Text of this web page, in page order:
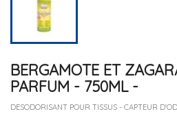
BERGAMOTE ET
PARFUM - 750ML -
DESODORISANT POUR TISSUS - CAPTEUR